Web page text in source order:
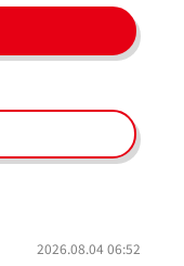
2026.08.04 06:52